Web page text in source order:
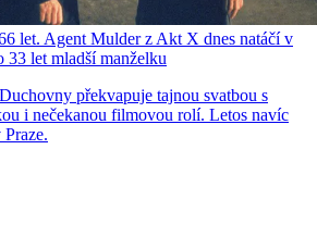
let. Agent Mulder z Akt X dnes natáčí v
33 let mladší manželku
překvapuje tajnou svatbou s
i nečekanou filmovou rolí. Letos navíc